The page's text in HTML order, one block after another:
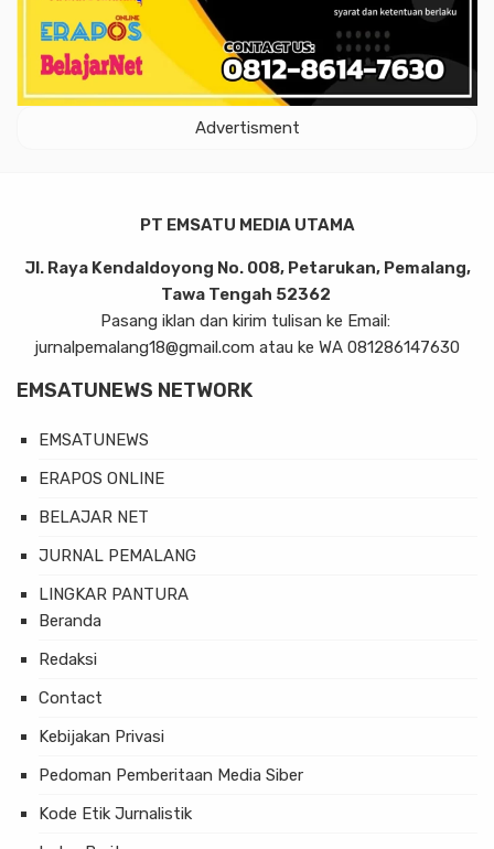
Advertisment
PT EMSATU MEDIA UTAMA
Jl. Raya Kendaldoyong No. 008, Petarukan, Pemalang,
Tawa Tengah 52362
Pasang iklan dan kirim tulisan ke Email:
jurnalpemalang18@gmail.com atau ke WA 081286147630
EMSATUNEWS NETWORK
EMSATUNEWS
ERAPOS ONLINE
BELAJAR NET
JURNAL PEMALANG
LINGKAR PANTURA
Beranda
Redaksi
Contact
Kebijakan Privasi
Pedoman Pemberitaan Media Siber
Kode Etik Jurnalistik